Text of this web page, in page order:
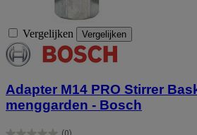
Vergelijken Vergelijken
Adapter M14 PRO Stirrer
menggarden - Bosch